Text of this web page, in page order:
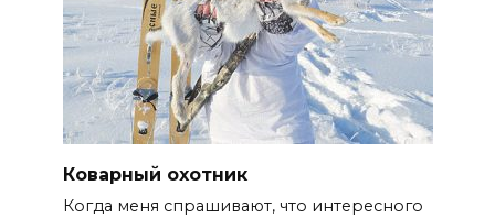
Коварный охотник
Когда меня спрашивают, что интересного